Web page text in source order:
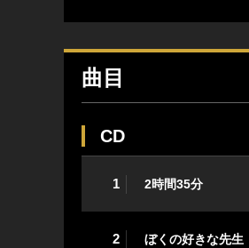
曲目
CD
1 2時間35分
2 ぼくの好きな先生